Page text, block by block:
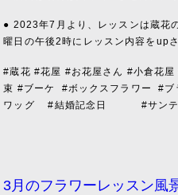
● 2023年7月より、レッスンは蔵花
曜日の午後2時にレッスン内容をup
#蔵花 #花屋 #お花屋さん #小倉花
束 #ブーケ
#ボックスフラワー #ブ
ワッグ
#結婚記念日 #サンテ
3月のフラワーレッスン風